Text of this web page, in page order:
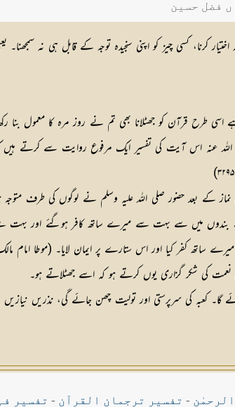
فضل حسین
کرنا، کسی چیز کو اپنی سنجیدہ توجہ کے قابل ہی نہ
طرح قرآن کو جھٹلانا بھی تم نے روز مرہ کا معمول بنا
اللہ عنہ اس آیت کی تفسیر ایک مرفوع روایت سے کرتے ہیں
کے بعد حضور صلی اللہ علیہ وسلم نے لوگوں کی طرف
بندوں میں سے بہت سے میرے ساتھ کافر ہوگئے اور بہت
اس ستارے پر ایمان لایا۔ (موطا امام مالک: ۱/ ۱۹۲۔ بخاری: ۸۴۶۔ مسلم:
کی شکر گزاری یوں کرتے ہو کہ اسے جھٹلاتے ہو۔
گا۔ کعبہ کی سرپرستی اور تولیت چھن جائے گی، نذریں
- تفسیر ترجمان القرآن - تفسیر